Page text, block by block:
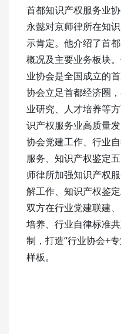
首都知识产权服务业
永懿对京师律所在知
示肯定。他介绍了首
概况及主要业务板块
业协会是全国成立的
协会立足首都经济圈
业研究、人才培养等
识产权服务业高质量
协会党建工作、行业
服务、知识产权鉴定
师律所加强知识产权
解工作、知识产权鉴
双方在行业党建联建
培养、行业自律标准
制，打造“行业协会+
样板。